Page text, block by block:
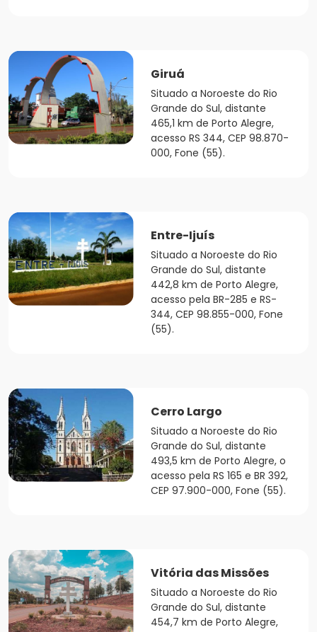
Giruá
Situado a Noroeste do Rio
Grande do Sul, distante
465,1 km de Porto Alegre,
acesso RS 344, CEP 98.870-
000, Fone (55).
Entre-Ijuís
Situado a Noroeste do Rio
Grande do Sul, distante
442,8 km de Porto Alegre,
acesso pela BR-285 e RS-
344, CEP 98.855-000, Fone
(55).
Cerro Largo
Situado a Noroeste do Rio
Grande do Sul, distante
493,5 km de Porto Alegre, o
acesso pela RS 165 e BR 392,
CEP 97.900-000, Fone (55).
Vitória das Missões
Situado a Noroeste do Rio
Grande do Sul, distante
454,7 km de Porto Alegre,